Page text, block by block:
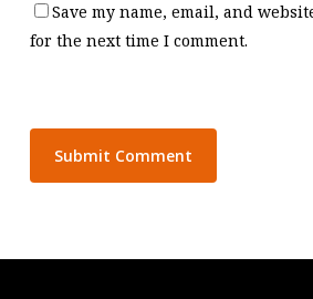
Save my name, email, and
for the next time I comment.